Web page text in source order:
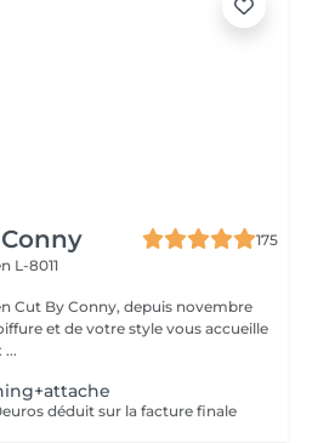
175
L-8011
Cut By Conny, depuis novembre
et de votre style vous accueille
déduit sur la facture finale